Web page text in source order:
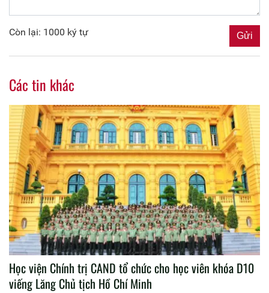
Còn lại: 1000 ký tự
Các tin khác
Học viện Chính trị CAND tổ chức cho học viên khóa D10
viếng Lăng Chủ tịch Hồ Chí Minh